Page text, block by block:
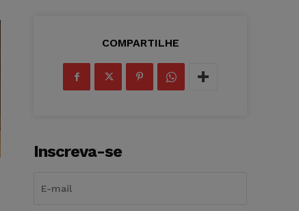
COMPARTILHE
Inscreva-se